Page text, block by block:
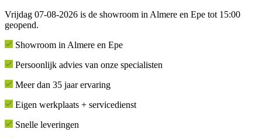
Vrijdag 07-08-2026 is de showroom in Almere en Epe tot 15:00
geopend.
Showroom in Almere en Epe
Persoonlijk advies van onze specialisten
Meer dan 35 jaar ervaring
Eigen werkplaats + servicedienst
Snelle leveringen